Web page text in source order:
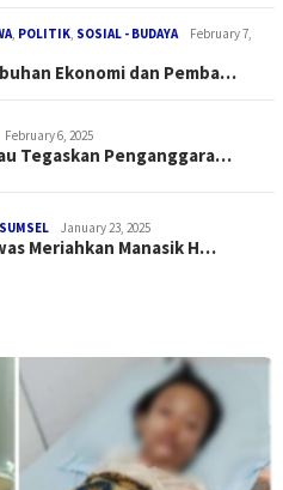
, POLITIK, SOSIAL - BUDAYA
February 7,
Ekonomi dan Pemba…
February 6, 2025
Tegaskan Penganggara…
SUMSEL January 23, 2025
Meriahkan Manasik H…